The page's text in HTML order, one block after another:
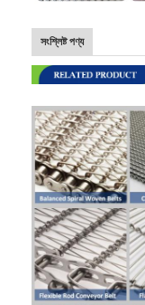
সংশ্লিষ্ট পণ্য